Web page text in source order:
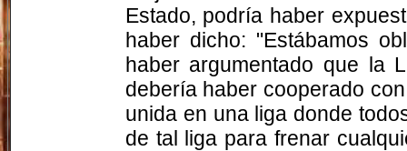
Estado, podría haber
haber dicho: "Estábamos
haber argumentado que la
debería haber cooperado
unida en una liga donde
de tal liga para frenar